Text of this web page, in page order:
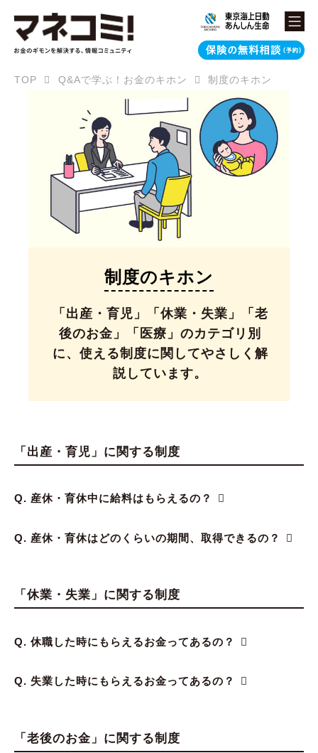
TOP Q&Aで学ぶ！お金のキホン 制度のキホン
制度のキホン
「出産・育児」「休業・失業」「老
後のお金」「医療」のカテゴリ別
に、使える制度に関してやさしく解
説しています。
「出産・育児」に関する制度
Q. 産休・育休中に給料はもらえるの？
Q. 産休・育休はどのくらいの期間、取得できるの？
「休業・失業」に関する制度
Q. 休職した時にもらえるお金ってあるの？
Q. 失業した時にもらえるお金ってあるの？
「老後のお金」に関する制度